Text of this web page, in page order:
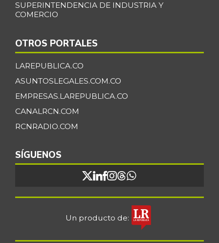
SUPERINTENDENCIA DE INDUSTRIA Y
COMERCIO
OTROS PORTALES
LAREPUBLICA.CO
ASUNTOSLEGALES.COM.CO
EMPRESAS.LAREPUBLICA.CO
CANALRCN.COM
RCNRADIO.COM
SÍGUENOS
Un producto de: